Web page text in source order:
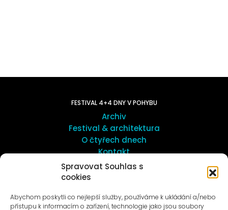
Spravovat Souhlas s
cookies
Abychom poskytli co nejlepší služby, používáme k ukládání a/nebo
přístupu k informacím o zařízení, technologie jako jsou soubory
FESTIVAL 4+4 DNY V POHYBU
Archiv
Festival & architektura
O čtyřech dnech
Kontakt
O umění v Motole